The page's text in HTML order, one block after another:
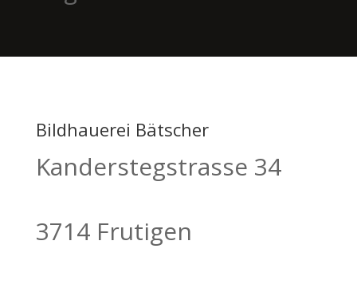
Bildhauerei Bätscher
Kanderstegstrasse 34
3714 Frutigen